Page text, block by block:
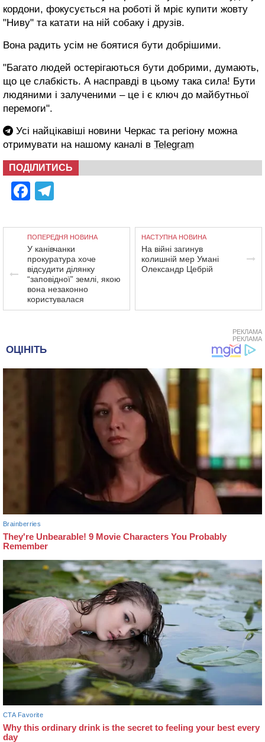
кордони, фокусується на роботі й мріє купити жовту
"Ниву" та катати на ній собаку і друзів.
Вона радить усім не боятися бути добрішими.
"Багато людей остерігаються бути добрими, думають,
що це слабкість. А насправді в цьому така сила! Бути
людяними і залученими – це і є ключ до майбутньої
перемоги".
Усі найцікавіші новини Черкас та регіону можна
отримувати на нашому каналі в Telegram
ПОДІЛИТИСЬ
Facebook
ПОПЕРЕДНЯ НОВИНА
У канівчанки
прокуратура хоче
відсудити ділянку
“заповідної” землі, якою
вона незаконно
користувалася
НАСТУПНА НОВИНА
На війні загинув
колишній мер Умані
Олександр Цебрій
РЕКЛАМА
РЕКЛАМА